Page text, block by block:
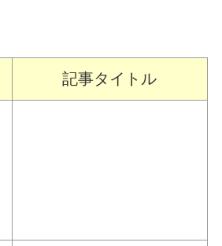
記事タイトル